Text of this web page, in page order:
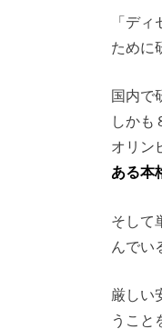
「デ
ために
国内で
しかも
オリン
ある本
そして
んでい
厳しい
うこと